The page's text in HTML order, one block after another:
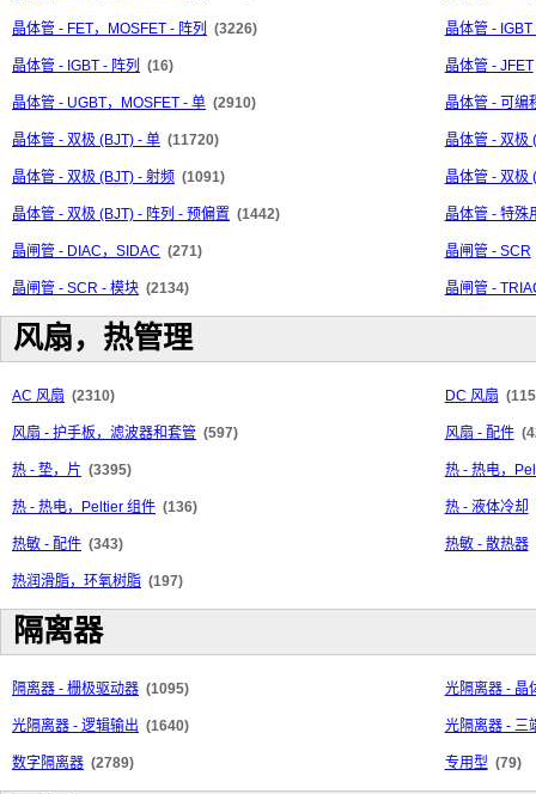
晶体管 - FET，MOSFET - 阵列 (3226) 晶体管 - IGBT
晶体管 - IGBT - 阵列 (16) 晶体管 - JFET
晶体管 - UGBT，MOSFET - 单 (2910) 晶体管 - 可编
晶体管 - 双极 (BJT) - 单 (11720) 晶体管 - 双极
晶体管 - 双极 (BJT) - 射频 (1091) 晶体管 - 双极
晶体管 - 双极 (BJT) - 阵列 - 预偏置 (1442) 晶体管 - 特殊
晶闸管 - DIAC，SIDAC (271) 晶闸管 - SCR
晶闸管 - SCR - 模块 (2134) 晶闸管 -
风扇，热管理
AC 风扇 (2310) DC 风扇
风扇 - 护手板，滤波器和套管 (597) 风扇 - 配件
热 - 垫，片 (3395) 热 - 热电，
热 - 热电，Peltier 组件 (136) 热 - 液体冷却
热敏 - 配件 (343) 热敏 - 散热器
热润滑脂，环氧树脂 (197)
隔离器
隔离器 - 栅极驱动器 (1095) 光隔离器 - 晶
光隔离器 - 逻辑输出 (1640) 光隔离器 - 三
数字隔离器 (2789) 专用型 (79)